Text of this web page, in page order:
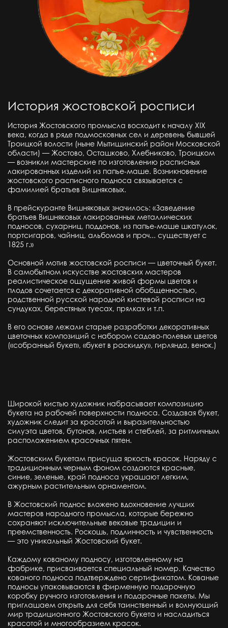
История жостовской росписи
История Жостовского промысла восходит к началу ХIХ
века, когда в ряде подмосковных сел и деревень бывшей
Троицкой волости (ныне Мытищинский район Московской
области) — Жостово, Осташково, Хлебниково, Троицком
— возникли мастерские по изготовлению расписных
лакированных изделий из папье-маше. Возникновение
жостовского расписного подноса связывается с
фамилией братьев Вишняковых.
В прейскуранте Вишняковых значилось: «Заведение
братьев Вишняковых лакированных металлических
подносов, сухарниц, поддонов, из папье-маше шкатулок,
портсигаров, чайниц, альбомов и проч... существует с
1825 г.»
Основной мотив жостовской росписи — цветочный букет.
В самобытном искусстве жостовских мастеров
реалистическое ощущение живой формы цветов и
плодов сочетается с декоративной обобщенностью,
родственной русской народной кистевой росписи на
сундуках, берестяных туесах, прялках и т.п.
В его основе лежали старые разработки декоративных
цветочных композиций с набором садово-полевых цветов
(«собранный букет», «букет в раскидку», гирлянда, венок.)
Широкой кистью художник набрасывает композицию
букета на рабочей поверхности подноса. Создавая букет,
художник следит за красотой и выразительностью
силуэта цветов, бутонов, листьев и стеблей, за ритмичным
расположением красочных пятен.
Жостовским букетам присуща яркость красок. Наряду с
традиционным черным фоном создаются красные,
синие, зеленые, край подноса украшают легким,
ажурным растительным орнаментом.
В Жостовский поднос вложено вдохновение лучших
мастеров народного промысла, которые бережно
сохраняют исключительные вековые традиции и
преемственность. Роскошь, подлинность и чувственность
— это уникальный Жостовский букет.
Каждому кованому подносу, изготовленному на
фабрике, присваивается специальный номер. Качество
кованого подноса подтверждено сертификатом. Кованые
подносы упаковываются в фирменную подарочную
коробку ручного изготовления и подарочные пакеты. Мы
приглашаем открыть для себя таинственный и волнующий
мир традиционного Жостовского букета и насладиться
красотой и многообразием красок.